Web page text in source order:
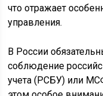
что отражает
управления.
В России
соблюдение
учета (РСБУ) или